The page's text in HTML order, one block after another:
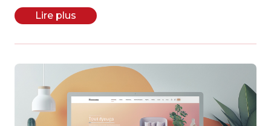
Lire plus